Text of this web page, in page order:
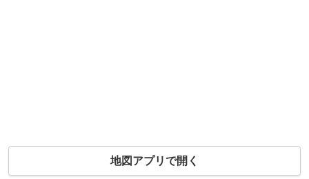
地図アプリで開く